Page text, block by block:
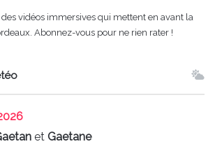
vidéos immersives qui mettent en avant la
Abonnez-vous pour ne rien rater !
et Gaetane